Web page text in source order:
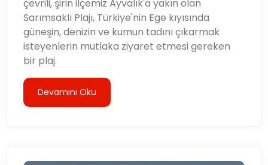
çevrili, şirin ilçemiz Ayvalık'a yakın olan
Sarımsaklı Plajı, Türkiye'nin Ege kıyısında
güneşin, denizin ve kumun tadını çıkarmak
isteyenlerin mutlaka ziyaret etmesi gereken
bir plaj.
Devamını Oku